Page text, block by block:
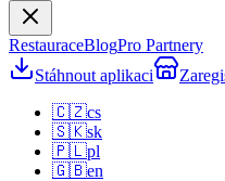
RestauraceBlogPro Partnery
Stáhnout aplikaci
🇨🇿cs
🇸🇰sk
🇵🇱pl
🇬🇧en